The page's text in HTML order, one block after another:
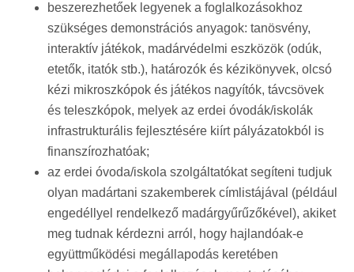
beszerezhetőek legyenek a foglalkozásokhoz
szükséges demonstrációs anyagok: tanösvény,
interaktív játékok, madárvédelmi eszközök (odúk,
etetők, itatók stb.), határozók és kézikönyvek, olcsó
kézi mikroszkópok és játékos nagyítók, távcsövek
és teleszkópok, melyek az erdei óvodák/iskolák
infrastrukturális fejlesztésére kiírt pályázatokból is
finanszírozhatóak;
az erdei óvoda/iskola szolgáltatókat segíteni tudjuk
olyan madártani szakemberek címlistájával (például
engedéllyel rendelkező madárgyűrűzőkével), akiket
meg tudnak kérdezni arról, hogy hajlandóak-e
együttműködési megállapodás keretében